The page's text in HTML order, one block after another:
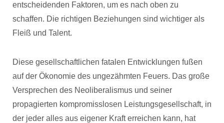
entscheidenden Faktoren, um es nach oben zu
schaffen. Die richtigen Beziehungen sind wichtiger als
Fleiß und Talent.
Diese gesellschaftlichen fatalen Entwicklungen fußen
auf der Ökonomie des ungezähmten Feuers. Das große
Versprechen des Neoliberalismus und seiner
propagierten kompromisslosen Leistungsgesellschaft, in
der jeder alles aus eigener Kraft erreichen kann, hat